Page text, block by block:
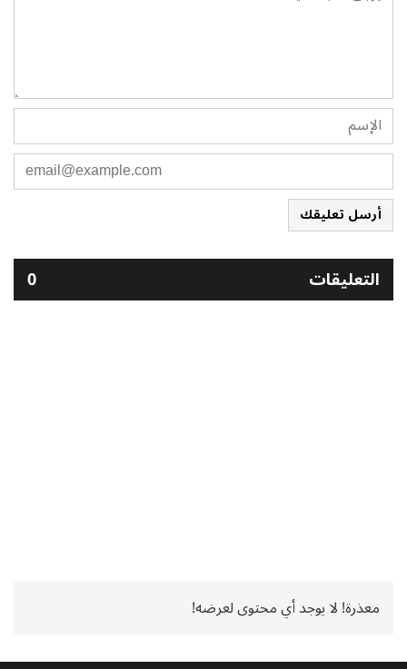
أرسل تعليقك
التعليقات 0
معذرة! لا يوجد أي محتوى لعرضه!